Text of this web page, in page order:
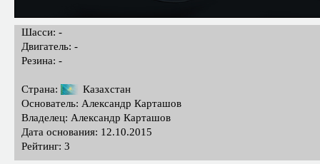
Шасси: -
Двигатель: -
Резина: -
Страна:
Казахстан
Основатель: Александр Карташов
Владелец: Александр Карташов
Дата основания: 12.10.2015
Рейтинг: 3